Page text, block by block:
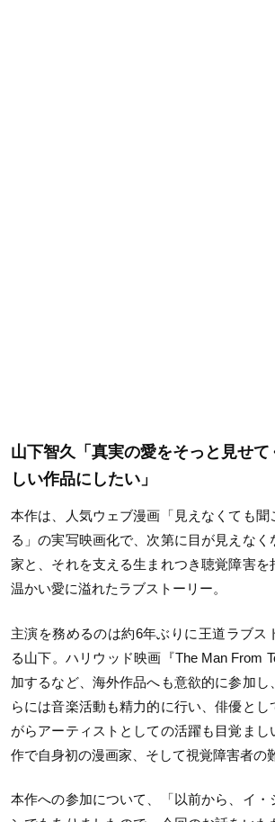
山下智久「真実の愛をそっと見せ
しい作品にしたい」
本作は、人気ウェブ漫画「見えなくても聞
る」の実写映画化で、次第に目が見えな
家と、それを支える生まれつき聴覚障害を
温かい愛に溢れたラブストーリー。
主演を務めるのは約6年ぶりに王道ラブス
る山下。ハリウッド映画『The Man From
加するなど、海外作品へも意欲的に参加し
らには音楽活動も精力的に行い、俳優とし
がらアーティストとしての活躍も目覚まし
作で自身初の漫画家、そして視覚障害者の
本作への参加について、「以前から、イ・